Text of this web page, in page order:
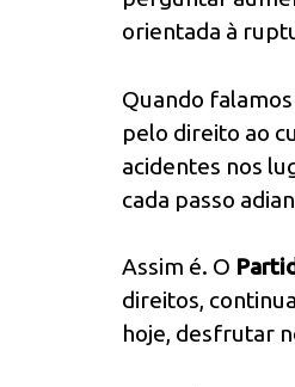
orientada à
Quando
pelo direito ao
acidentes nos
cada passo
Assim é. O
direitos,
hoje, desfrutar